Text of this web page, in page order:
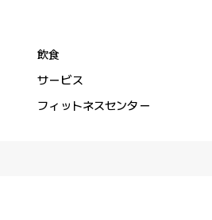
飲食
サービス
フィットネスセンター